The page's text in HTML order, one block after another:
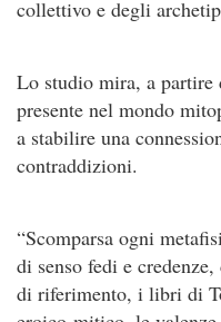
collettivo e degli
Lo studio mira, a partire
presente nel mondo
a stabilire una
contraddizioni.
“Scomparsa ogni
di senso fedi e
di riferimento, i libri di